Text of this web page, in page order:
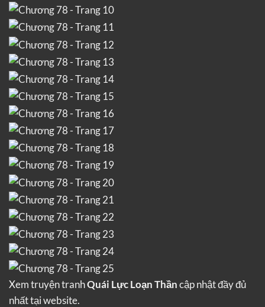
Xem truyện tranhQuái Lực Loạn Thầncập nhật đầy đủ
nhất tại website.